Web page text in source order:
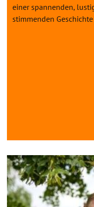
einer spannenden,
stimmenden